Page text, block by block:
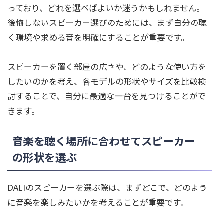
っており、どれを選べばよいか迷うかもしれません。
後悔しないスピーカー選びのためには、まず自分の聴
く環境や求める音を明確にすることが重要です。
スピーカーを置く部屋の広さや、どのような使い方を
したいのかを考え、各モデルの形状やサイズを比較検
討することで、自分に最適な一台を見つけることがで
きます。
音楽を聴く場所に合わせてスピーカー
の形状を選ぶ
DALIのスピーカーを選ぶ際は、まずどこで、どのよう
に音楽を楽しみたいかを考えることが重要です。